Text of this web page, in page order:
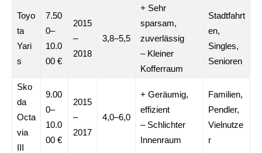
Toyo
ta
Yari
s
7.50
0–
10.0
00 €
2015
–
2018
3,8–5,5
+ Sehr
sparsam,
zuverlässig
– Kleiner
Kofferraum
Stadtfahrt
en,
Singles,
Senioren
Sko
da
Octa
via
III
9.00
0–
10.0
00 €
2015
–
2017
4,0–6,0
+ Geräumig,
effizient
– Schlichter
Innenraum
Familien,
Pendler,
Vielnutze
r